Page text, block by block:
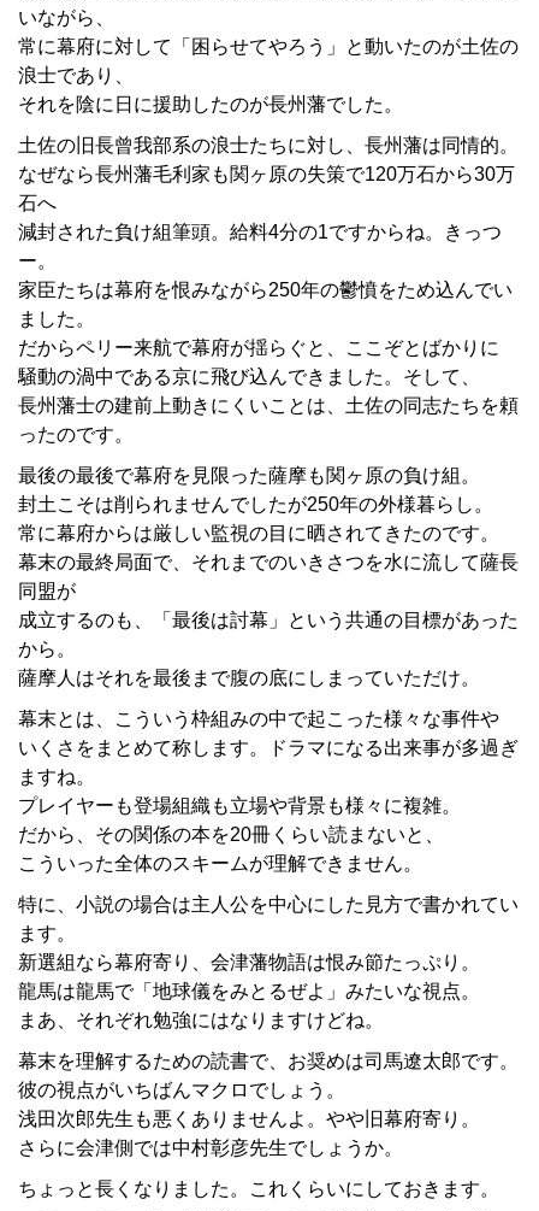
いながら、
常に幕府に対して「困らせてやろう」と動いたのが土佐の
浪士であり、
それを陰に日に援助したのが長州藩でした。
土佐の旧長曾我部系の浪士たちに対し、長州藩は同情的。
なぜなら長州藩毛利家も関ヶ原の失策で120万石から30万
石へ
減封された負け組筆頭。給料4分の1ですからね。きっつ
ー。
家臣たちは幕府を恨みながら250年の鬱憤をため込んでい
ました。
だからペリー来航で幕府が揺らぐと、ここぞとばかりに
騒動の渦中である京に飛び込んできました。そして、
長州藩士の建前上動きにくいことは、土佐の同志たちを頼
ったのです。
最後の最後で幕府を見限った薩摩も関ヶ原の負け組。
封土こそは削られませんでしたが250年の外様暮らし。
常に幕府からは厳しい監視の目に晒されてきたのです。
幕末の最終局面で、それまでのいきさつを水に流して薩長
同盟が
成立するのも、「最後は討幕」という共通の目標があった
から。
薩摩人はそれを最後まで腹の底にしまっていただけ。
幕末とは、こういう枠組みの中で起こった様々な事件や
いくさをまとめて称します。ドラマになる出来事が多過ぎ
ますね。
プレイヤーも登場組織も立場や背景も様々に複雑。
だから、その関係の本を20冊くらい読まないと、
こういった全体のスキームが理解できません。
特に、小説の場合は主人公を中心にした見方で書かれてい
ます。
新選組なら幕府寄り、会津藩物語は恨み節たっぷり。
龍馬は龍馬で「地球儀をみとるぜよ」みたいな視点。
まあ、それぞれ勉強にはなりますけどね。
幕末を理解するための読書で、お奨めは司馬遼太郎です。
彼の視点がいちばんマクロでしょう。
浅田次郎先生も悪くありませんよ。やや旧幕府寄り。
さらに会津側では中村彰彦先生でしょうか。
ちょっと長くなりました。これくらいにしておきます。